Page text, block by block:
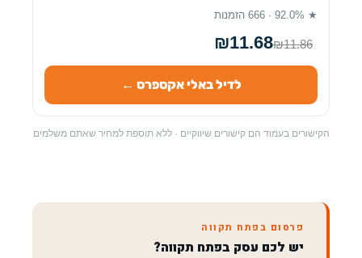
★ 92.0% · 666 הזמנות
₪11.68₪11.86
לדיל באלי אקספרס ←
הקישורים בעמוד הם קישורים שיווקיים · ללא תוספת למחיר שאתם משלמים
פרסום בפתח תקווה
יש לכם עסק בפתח תקווה?